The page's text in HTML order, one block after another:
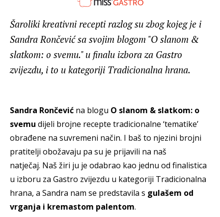
Šaroliki kreativni recepti razlog su zbog kojeg je i
Sandra Rončević sa svojim blogom "O slanom &
slatkom: o svemu." u finalu izbora za Gastro
zvijezdu, i to u kategoriji Tradicionalna hrana.
Sandra Rončević na blogu O slanom & slatkom: o
svemu dijeli brojne recepte tradicionalne ‘tematike’
obrađene na suvremeni način. I baš to njezini brojni
pratitelji obožavaju pa su je prijavili na naš
natječaj. Naš žiri ju je odabrao kao jednu od finalistica
u izboru za Gastro zvijezdu u kategoriji Tradicionalna
hrana, a Sandra nam se predstavila s gulašem od
vrganja i kremastom palentom.